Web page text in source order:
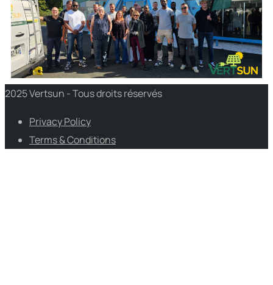
2025 Vertsun - Tous droits réservés
Privacy Policy
Terms & Conditions